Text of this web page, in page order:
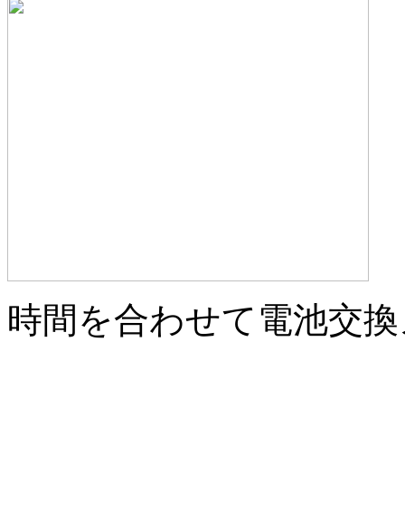
時間を合わせて電池交